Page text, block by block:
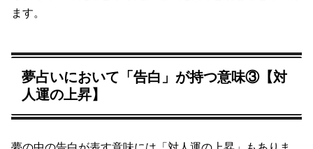
ます。
夢占いにおいて「告白」が持つ意味③【対
人運の上昇】